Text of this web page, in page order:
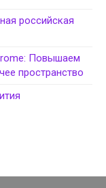
российская
Повышаем
пространство